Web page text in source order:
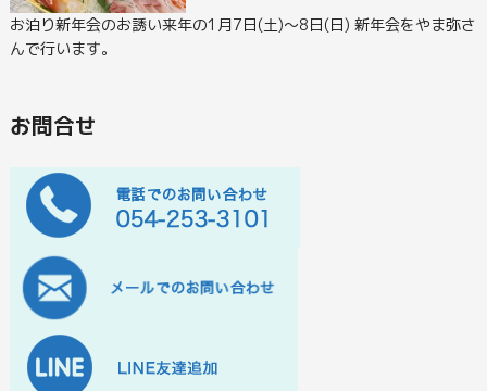
お泊り新年会のお誘い来年の1月7日(土)～8日(日) 新年会をやま弥さ
んで行います。
お問合せ